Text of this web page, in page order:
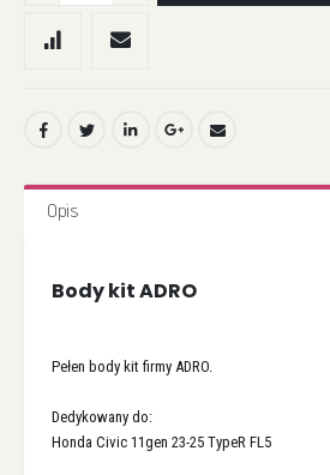
Opis
Body kit ADRO
Pełen body kit firmy ADRO.
Dedykowany do:
Honda Civic 11gen 23-25 TypeR FL5